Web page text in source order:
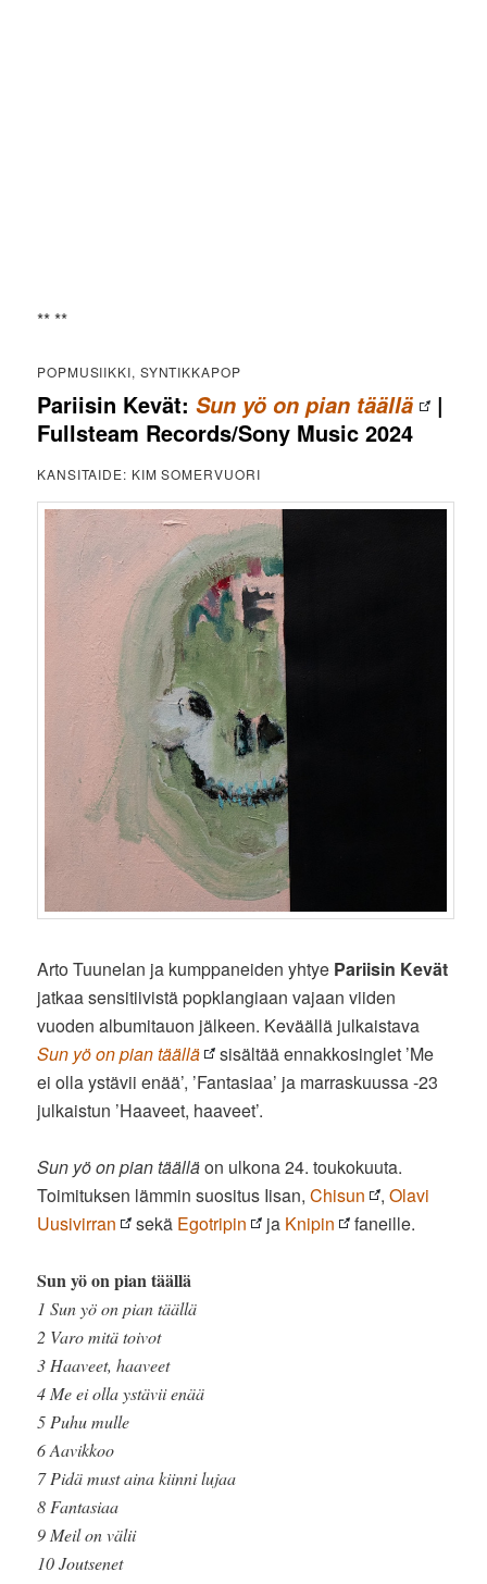
** **
POPMUSIIKKI, SYNTIKKAPOP
Pariisin Kevät:Sun yö on pian täällä
|
Fullsteam Records/Sony Music 2024
KANSITAIDE: KIM SOMERVUORI
Arto Tuunelan ja kumppaneiden yhtye Pariisin Kevät
jatkaa sensitiivistä popklangiaan vajaan viiden
vuoden albumitauon jälkeen. Keväällä julkaistava
Sun yö on pian täällä
sisältää ennakkosinglet ’Me
ei olla ystävii enää’, ’Fantasiaa’ ja marraskuussa -23
julkaistun ’Haaveet, haaveet’.
Sun yö on pian täälläon ulkona 24. toukokuuta.
Toimituksen lämmin suositus Iisan,Chisun ,Olavi
Uusivirran
sekä Egotripin ja Knipin faneille.
Sun yö on pian täällä
1 Sun yö on pian täällä
2 Varo mitä toivot
3 Haaveet, haaveet
4 Me ei olla ystävii enää
5 Puhu mulle
6 Aavikkoo
7 Pidä must aina kiinni lujaa
8 Fantasiaa
9 Meil on välii
10 Joutsenet